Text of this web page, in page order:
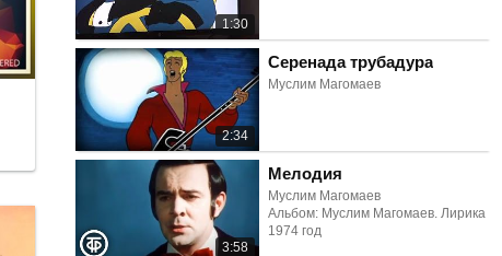
1:30
2:34
Серенада трубадура
Муслим Магомаев
3:58
Мелодия
Муслим Магомаев
Альбом: Муслим Магомаев. Лирика
1974 год